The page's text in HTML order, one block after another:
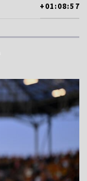
+01:08:57